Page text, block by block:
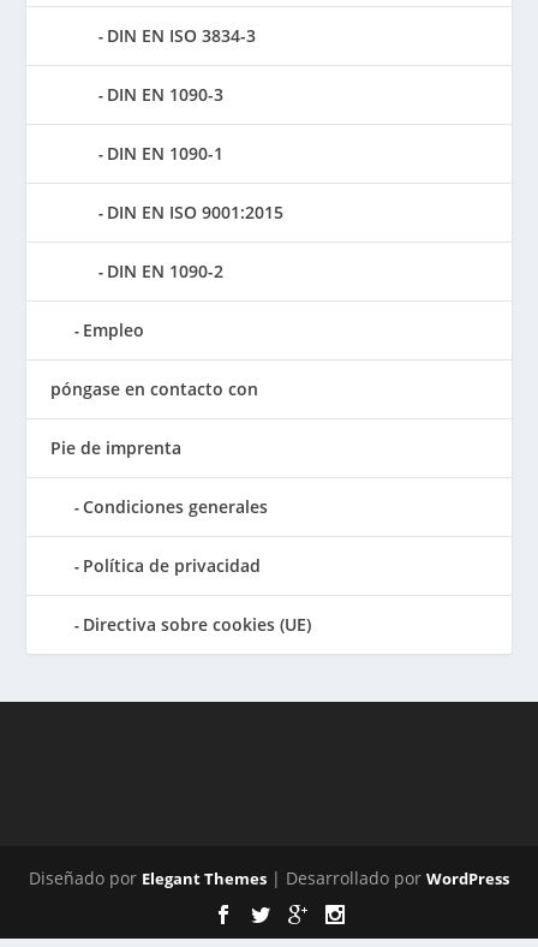
DIN EN ISO 3834-3
DIN EN 1090-3
DIN EN 1090-1
DIN EN ISO 9001:2015
DIN EN 1090-2
Empleo
póngase en contacto con
Pie de imprenta
Condiciones generales
Política de privacidad
Directiva sobre cookies (UE)
Diseñado por Elegant Themes | Desarrollado por WordPress